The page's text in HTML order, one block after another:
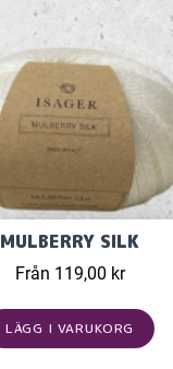
MULBERRY SILK
Från 119,00 kr
LÄGG I VARUKORG